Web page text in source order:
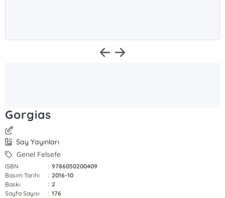
Gorgias
Say Yayınları
Genel Felsefe
ISBN : 9786050200409
Basım Tarihi
: 2016-10
Baskı
: 2
Sayfa Sayısı
: 176